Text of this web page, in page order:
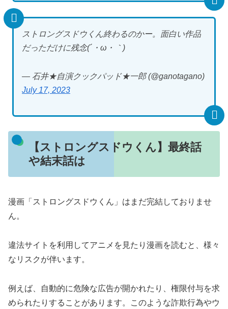
ストロングスドウくん終わるのかー。面白い作品
だっただけに残念(´・ω・｀)
— 石井★自演クックパッド★一郎 (@ganotagano)
July 17, 2023
【ストロングスドウくん】最終話
や結末話は
漫画「ストロングスドウくん」はまだ完結しておりませ
ん。
違法サイトを利用してアニメを見たり漫画を読むと、様々
なリスクが伴います。
例えば、自動的に危険な広告が開かれたり、権限付与を求
められたりすることがあります。このような詐欺行為やウ